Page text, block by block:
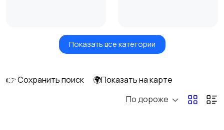
Кровати и матрасы Кухонные гарнитуры
Оформление
Показать все категории
👉 Сохранить поиск
🌍Показать на карте
По дороже